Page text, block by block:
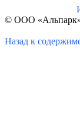
© ООО
Назад к